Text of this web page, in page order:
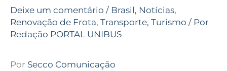
Deixe um comentário / Brasil, Notícias,
Renovação de Frota, Transporte, Turismo / Por
Redação PORTAL UNIBUS
Por Secco Comunicação